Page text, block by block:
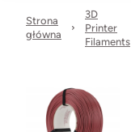
Strona
główna
3D
Printer
Filaments